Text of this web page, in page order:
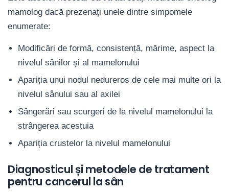
mamolog dacă prezenați unele dintre simpomele
enumerate:
Modificări de formă, consistență, mărime, aspect la
nivelul sânilor și al mamelonului
Apariția unui nodul nedureros de cele mai multe ori la
nivelul sânului sau al axilei
Sângerări sau scurgeri de la nivelul mamelonului la
strângerea acestuia
Apariția crustelor la nivelul mamelonului
Diagnosticul și metodele de tratament
pentru cancerul la sân